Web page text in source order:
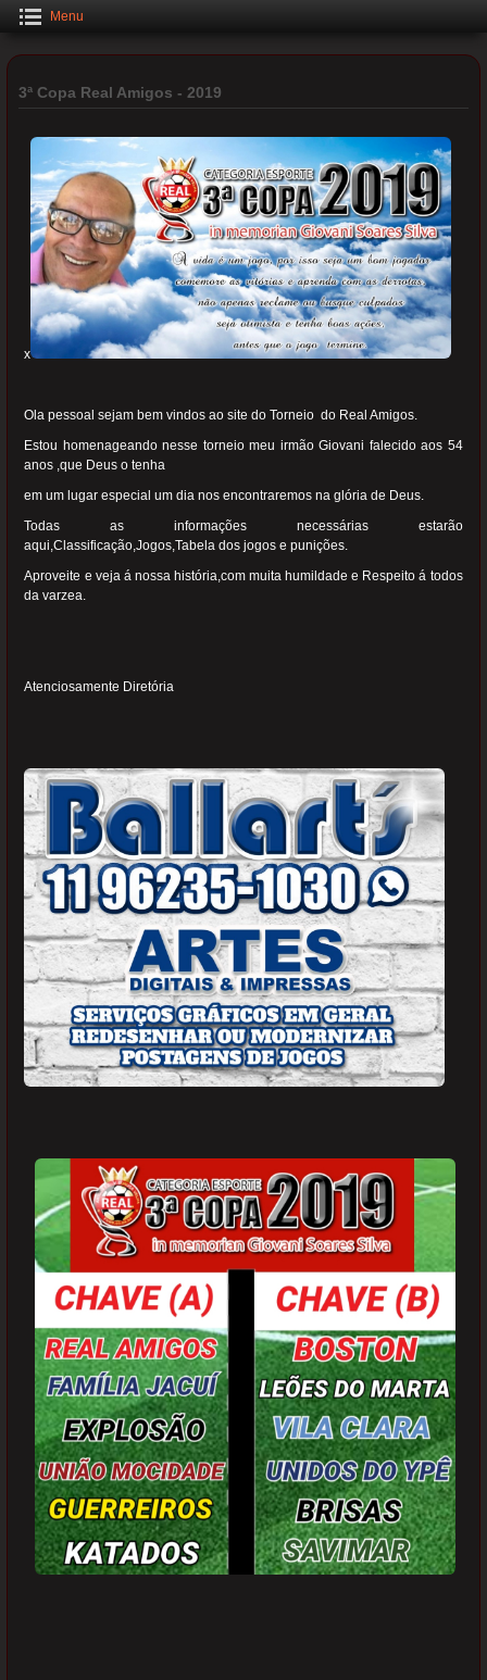
Menu
3ª Copa Real Amigos - 2019
x
Ola pessoal sejam bem vindos ao site do Torneio do Real Amigos.
Estou homenageando nesse torneio meu irmão Giovani falecido aos 54
anos ,que Deus o tenha
em um lugar especial um dia nos encontraremos na glória de Deus.
Todas as informações necessárias estarão
aqui,Classificação,Jogos,Tabela dos jogos e punições.
Aproveite e veja á nossa história,com muita humildade e Respeito á todos
da varzea.
Atenciosamente Diretória